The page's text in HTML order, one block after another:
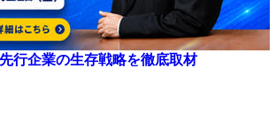
行企業の生存戦略を徹底取材